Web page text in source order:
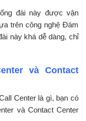
đài này được vận
trên công nghệ Đám
này khá dễ dàng, chỉ
và Contact
Center là gì, bạn có
và Contact Center